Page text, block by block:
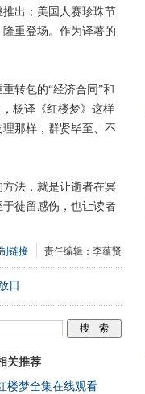
出；美国人赛珍珠节
重登场。作为译著的
转包的“经济合同”和
杨译《红楼梦》这样
那样，群贤毕至、不
法，就是让逝者在冥
徒留感伤，也让读者
链接 责任编辑：李蕴贤
日
关推荐
楼梦全集在线观看